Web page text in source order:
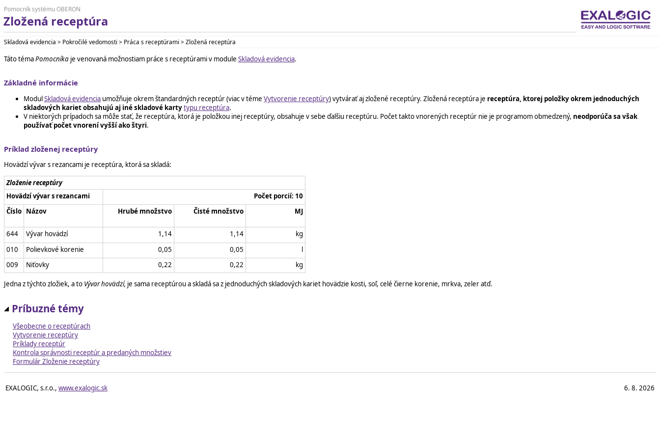
Pomocník systému OBERON
Zložená receptúra
Skladová evidencia > Pokročilé vedomosti > Práca s receptúrami > Zložená receptúra
Táto témaPomocníka je venovaná možnostiam práce s receptúrami v module Skladová evidencia.
Základné informácie
ModulSkladová evidencia umožňuje okrem štandardných receptúr (viac v téme Vytvorenie receptúry) vytvárať aj zložené receptúry. Zložená receptúra je receptúra, ktorej položky okrem jednoduchých
skladových kariet obsahujú aj iné skladové kartytypu receptúra.
V niektorých prípadoch sa môže stať, že receptúra, ktorá je položkou inej receptúry, obsahuje v sebe ďalšiu receptúru. Počet takto vnorených receptúr nie je programom obmedzený, neodporúča sa však
používať počet vnorení vyšší ako štyri.
Príklad zloženej receptúry
Hovädzí vývar s rezancami je receptúra, ktorá sa skladá:
Zloženie receptúry
Hovädzí vývar s rezancami
Počet porcií: 10
Číslo Názov Hrubé množstvo Čisté množstvo MJ
644 Vývar hovädzí 1,14 1,14
kg
010
Polievkové korenie 0,05 0,05
l
009
Niťovky 0,22 0,22 kg
Jedna z týchto zložiek, a to Vývar hovädzí, je sama receptúrou a skladá sa z jednoduchých skladových kariet hovädzie kosti, soľ, celé čierne korenie, mrkva, zeler atď.
Príbuzné témy
Všeobecne o receptúrach
Vytvorenie receptúry
Príklady receptúr
Kontrola správnosti receptúr a predaných množstiev
Formulár Zloženie receptúry
EXALOGIC, s.r.o., www.exalogic.sk 6. 8. 2026